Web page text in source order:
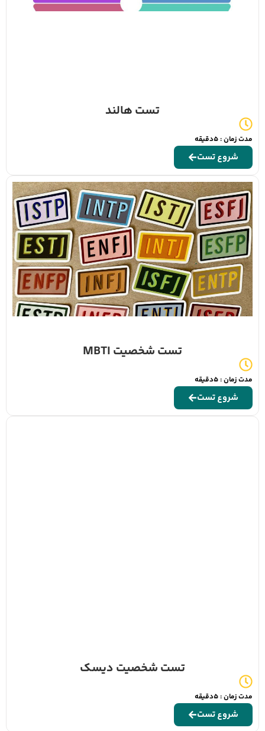
تست هالند
مدت زمان : 5دقیقه
شروع تست
تست شخصیت MBTI
مدت زمان : 5دقیقه
شروع تست
تست شخصیت دیسک
مدت زمان : 5دقیقه
شروع تست